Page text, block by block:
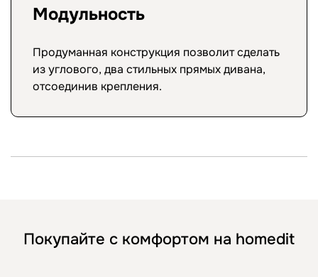
Модульность
Продуманная конструкция позволит сделать
из углового, два стильных прямых дивана,
отсоединив крепления.
Покупайте с комфортом на homedit